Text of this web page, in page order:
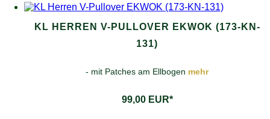
KL HERREN V-PULLOVER EKWOK (173-KN-
131)
- mit Patches am Ellbogen mehr
99,00 EUR*